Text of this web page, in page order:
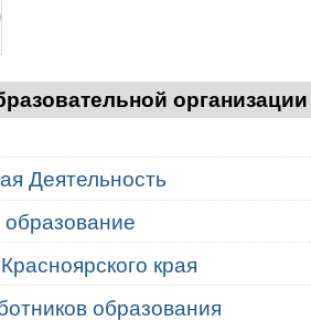
организации
Деятельность
образование
края
образования